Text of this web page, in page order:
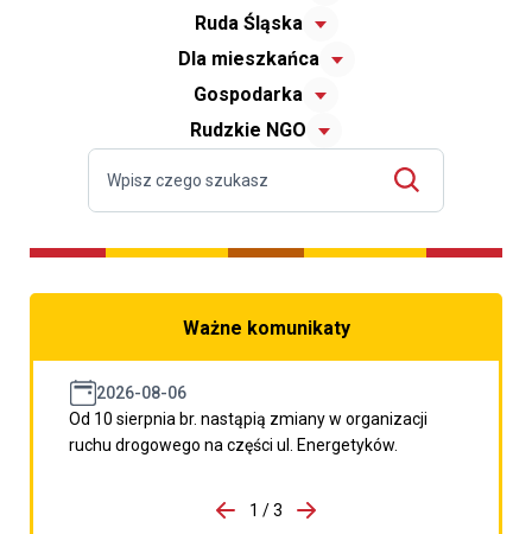
Ruda Śląska
Dla mieszkańca
Gospodarka
Rudzkie NGO
Ważne komunikaty
2026-08-06
Od 10 sierpnia br. nastąpią zmiany w organizacji
ruchu drogowego na części ul. Energetyków.
porzpedniego komunikatu
1 / 3
Przejdź do następnego